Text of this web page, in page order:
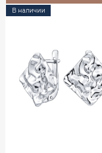
В наличии